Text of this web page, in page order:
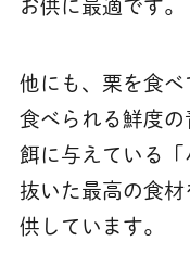
お供に最適です。
他にも、栗を食
食べられる鮮度
餌に与えている「
抜いた最高の食
供しています。